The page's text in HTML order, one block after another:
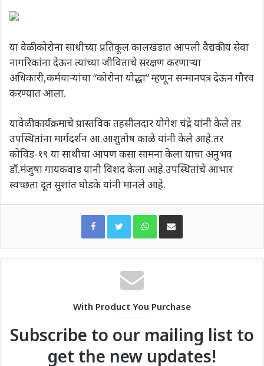
या वेळी कोरोना साथीच्या प्रतिकूल कालखंडात आपली वैद्यकीय सेवा
नागरिकांना देऊन त्यांच्या जीविताचे संरक्षण करणाऱ्या
अधिकारी,कर्मचाऱ्यांचा “कोरोना योद्धा” म्हणून सन्मानपत्र देऊन गौरव
करण्यात आला.
यावेळी कार्यक्रमाचे प्रास्तविक तहसीलदार योगेश चंद्रे यांनी केले तर
उपस्थितांना मार्गदर्शन आ.आशुतोष काळे यांनी केले आहे.तर
कोविड-१९ या साथीचा आपण कसा सामना केला याचा अनुभव
डॉ.मंजुषा गायकवाड यांनी विशद केला आहे.उपस्थितांचे आभार
स्वच्छता दूत सुशांत घोडके यांनी मानले आहे.
WhatsAppShare via Email
With Product You Purchase
Subscribe to our mailing list to
get the new updates!